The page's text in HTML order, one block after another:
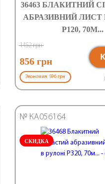
36463 БЛАКИТНИЙ
АБРАЗИВНИЙ ЛИСТ
Р120, 70М...
1452 грн
856 грн
Экономия: 596 грн
СКИДКА
№ КА056164